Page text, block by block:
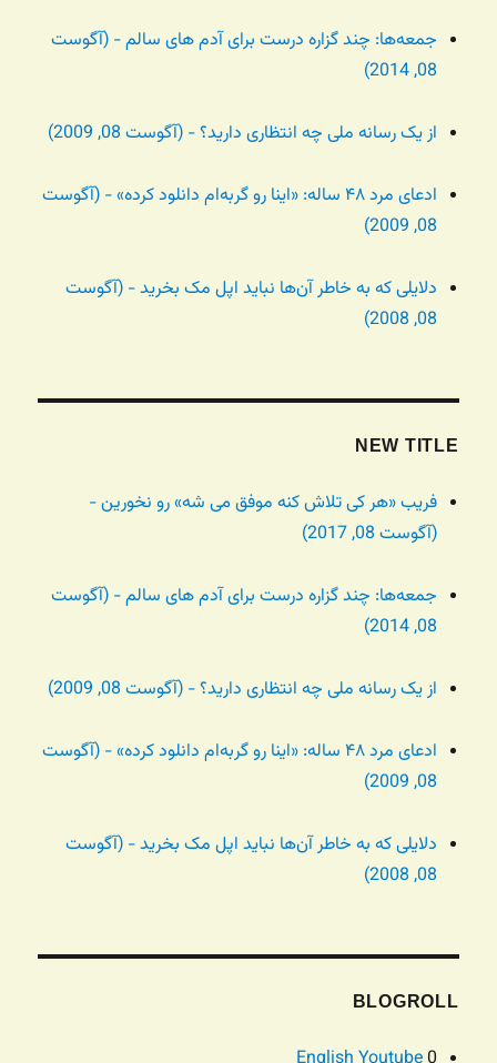
جمعه‌ها: چند گزاره درست برای آدم های سالم - (آگوست
08, 2014)
از یک رسانه ملی چه انتظاری دارید؟ - (آگوست 08, 2009)
ادعای مرد ۴۸ ساله: «اینا رو گربه‌ام دانلود کرده» - (آگوست
08, 2009)
دلایلی که به خاطر آن‌ها نباید اپل مک بخرید - (آگوست
08, 2008)
NEW TITLE
فریب «هر کی تلاش کنه موفق می شه» رو نخورین -
(آگوست 08, 2017)
جمعه‌ها: چند گزاره درست برای آدم های سالم - (آگوست
08, 2014)
از یک رسانه ملی چه انتظاری دارید؟ - (آگوست 08, 2009)
ادعای مرد ۴۸ ساله: «اینا رو گربه‌ام دانلود کرده» - (آگوست
08, 2009)
دلایلی که به خاطر آن‌ها نباید اپل مک بخرید - (آگوست
08, 2008)
BLOGROLL